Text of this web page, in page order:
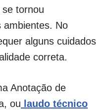
tornou
ambientes. No
alguns cuidados
correta.
Anotação de
ou laudo técnico